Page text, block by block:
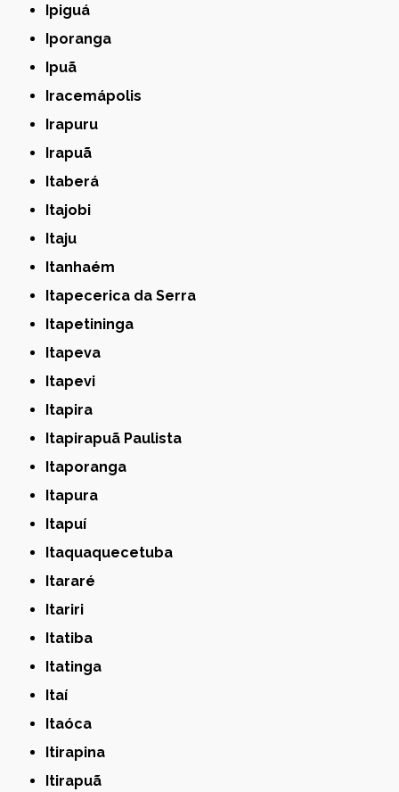
Ipiguá
Iporanga
Ipuã
Iracemápolis
Irapuru
Irapuã
Itaberá
Itajobi
Itaju
Itanhaém
Itapecerica da Serra
Itapetininga
Itapeva
Itapevi
Itapira
Itapirapuã Paulista
Itaporanga
Itapura
Itapuí
Itaquaquecetuba
Itararé
Itariri
Itatiba
Itatinga
Itaí
Itaóca
Itirapina
Itirapuã